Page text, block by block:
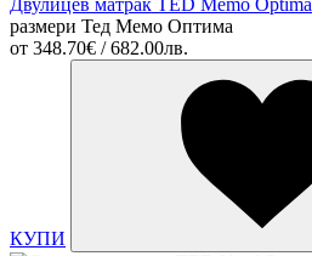
размери Тед Мемо Оптима
от 348.70€ / 682.00лв.
КУПИ